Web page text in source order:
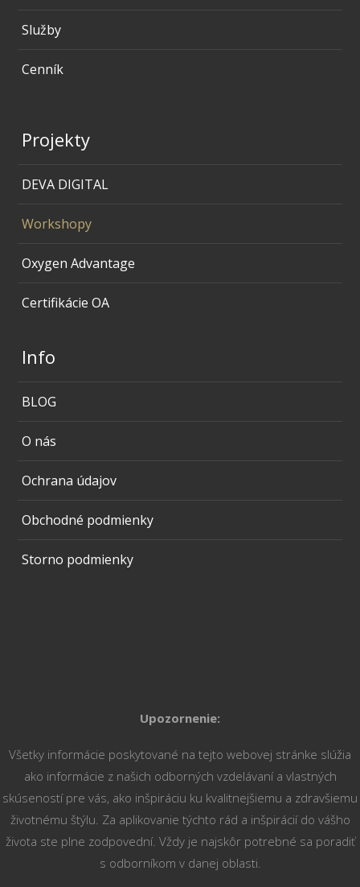
Služby
Cenník
Projekty
DEVA DIGITAL
Workshopy
Oxygen Advantage
Certifikácie OA
Info
BLOG
O nás
Ochrana údajov
Obchodné podmienky
Storno podmienky
Upozornenie:
Všetky informácie poskytované na tejto webovej stránke slúžia
ako informácie z našich odborných vzdelávaní a vlastných
skúseností pre vás, ako inšpiráciu ku kvalitnejšiemu a zdravšiemu
životnému štýlu. Za aplikovanie týchto rád a inšpirácií do vášho
života ste plne zodpovední. Vždy je najskôr potrebné sa poradiť
s odborníkom v danej oblasti.